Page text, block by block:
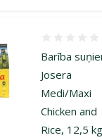
Barība
Josera
Medi/Maxi
Chicken and
Rice, 12,5